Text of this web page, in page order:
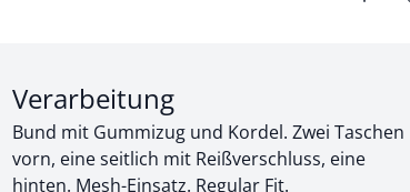
Abschnitt 2 von 3:
Verarbeitung
Bund mit Gummizug und Kordel. Zwei Taschen
vorn, eine seitlich mit Reißverschluss, eine
hinten. Mesh-Einsatz. Regular Fit.